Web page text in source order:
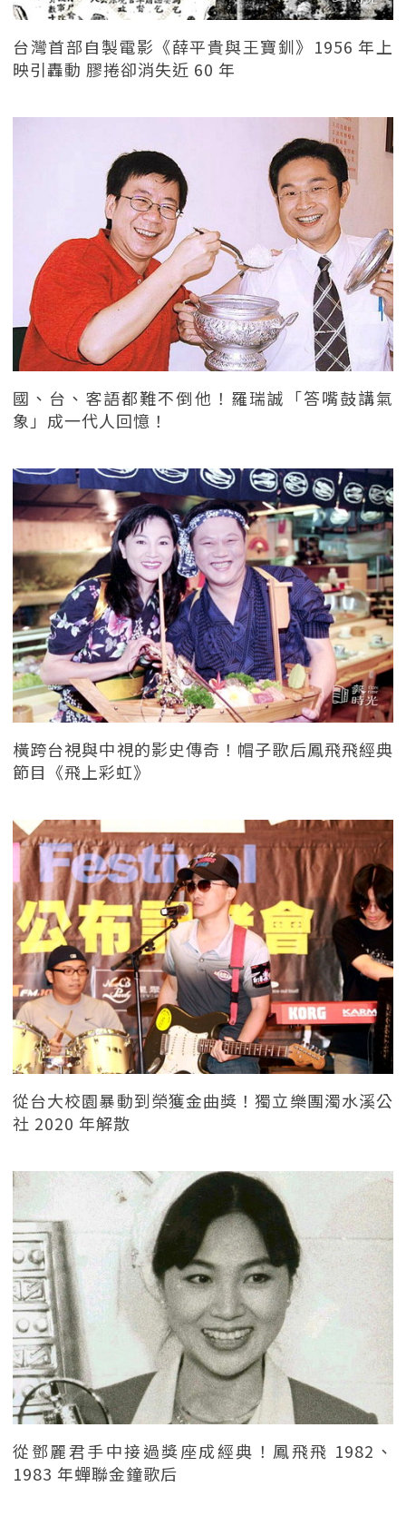
台灣首部自製電影《薛平貴與王寶釧》1956 年上
映引轟動 膠捲卻消失近 60 年
國、台、客語都難不倒他！羅瑞誠「答嘴鼓講氣
象」成一代人回憶！
橫跨台視與中視的影史傳奇！帽子歌后鳳飛飛經典
節目《飛上彩虹》
從台大校園暴動到榮獲金曲獎！獨立樂團濁水溪公
社 2020 年解散
從鄧麗君手中接過獎座成經典！鳳飛飛 1982、
1983 年蟬聯金鐘歌后